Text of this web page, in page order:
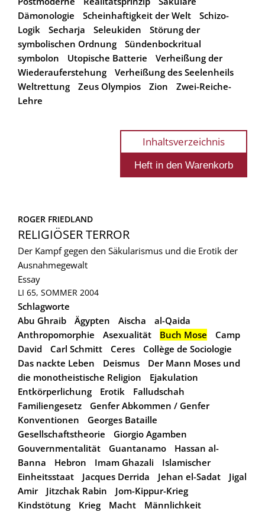
Dämonologie
Scheinhaftigkeit der Welt
Schizo-
Logik
Secharja Seleukiden
Störung der
symbolischen Ordnung
Sündenbockritual
symbolon
Utopische Batterie
Verheißung der
Wiederauferstehung
Verheißung des Seelenheils
Weltrettung
Zeus Olympios Zion
Zwei-Reiche-
Lehre
Inhaltsverzeichnis
ROGER FRIEDLAND
RELIGIÖSER TERROR
Der Kampf gegen den Säkularismus und die Erotik der
Ausnahmegewalt
Essay
LI 65, SOMMER 2004
Schlagworte
Abu Ghraib
Ägypten Aischa
al-Qaida
Anthropomorphie
Asexualität Buch Mose
Camp
David
Carl Schmitt Ceres
Collège de Sociologie
Das nackte Leben
Deismus
Der Mann Moses und
die monotheistische Religion
Ejakulation
Entkörperlichung
Erotik
Falludschah
Familiengesetz
Genfer Abkommen / Genfer
Konventionen
Georges Bataille
Gesellschaftstheorie
Giorgio Agamben
Gouvernmentalität
Guantanamo
Hassan al-
Banna
Hebron Imam Ghazali
Islamischer
Einheitsstaat
Jacques Derrida Jehan el-Sadat
Jigal
Amir
Jitzchak Rabin
Jom-Kippur-Krieg
Kindstötung
Krieg Macht
Männlichkeit